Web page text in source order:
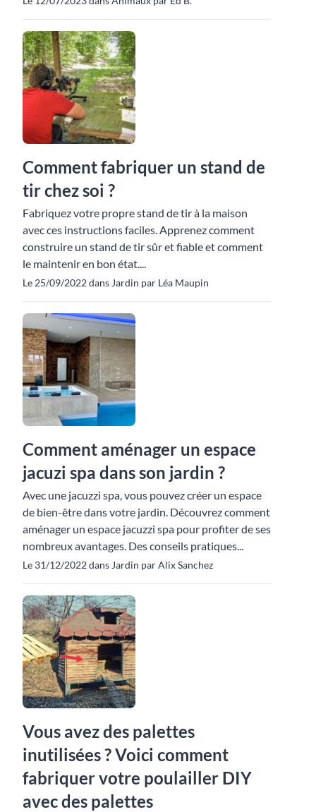
Comment fabriquer un stand de
tir chez soi ?
Fabriquez votre propre stand de tir à la maison
avec ces instructions faciles. Apprenez comment
construire un stand de tir sûr et fiable et comment
le maintenir en bon état....
Le 25/09/2022 dans Jardin par Léa Maupin
Comment aménager un espace
jacuzi spa dans son jardin ?
Avec une jacuzzi spa, vous pouvez créer un espace
de bien-être dans votre jardin. Découvrez comment
aménager un espace jacuzzi spa pour profiter de ses
nombreux avantages. Des conseils pratiques...
Le 31/12/2022 dans Jardin par Alix Sanchez
Vous avez des palettes
inutilisées ? Voici comment
fabriquer votre poulailler DIY
avec des palettes